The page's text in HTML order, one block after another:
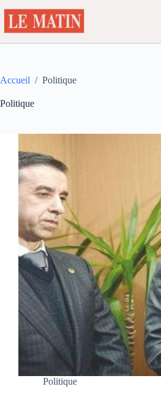
au
contenu
Accueil / Politique
Politique
Politique